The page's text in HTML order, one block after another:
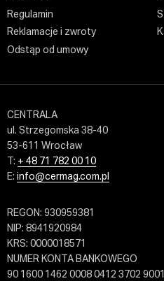
Regulamin
Reklamacje i zwroty
Odstąp od umowy
CENTRALA
ul. Strzegomska 38-40
53-611 Wrocław
T: + 48 71 782 00 10
E: info@cermag.com.pl
REGON: 930959381
NIP: 8941920984
KRS: 0000018571
NUMER KONTA BANKOWEGO
90 1600 1462 0008 0412 3702 9001